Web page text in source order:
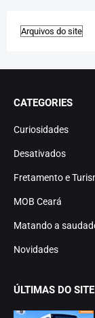
CATEGORIES
Curiosidades
Desativados
Fretamento e
MOB Ceará
Matando a
Novidades
ÚLTIMAS DO SITE